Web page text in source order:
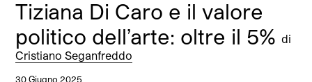
Tiziana Di Caro e il valore
politico dell’arte: oltre il 5%di
Cristiano Seganfreddo
30 Giugno 2025